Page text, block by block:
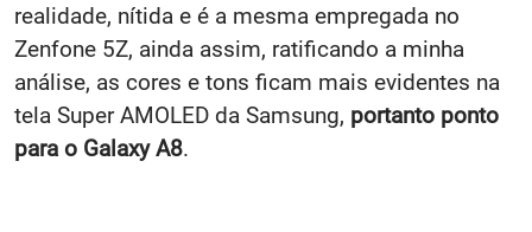
realidade, nítida e é a mesma empregada no
Zenfone 5Z, ainda assim, ratificando a minha
análise, as cores e tons ficam mais evidentes na
tela Super AMOLED da Samsung, portanto ponto
para o Galaxy A8.